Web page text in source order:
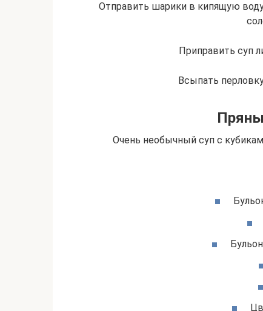
Отправить шарики в кипящую
Приправить суп
Всыпать
Очень необычный суп с